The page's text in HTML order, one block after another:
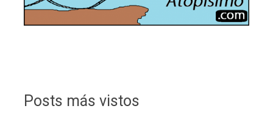
Posts más vistos